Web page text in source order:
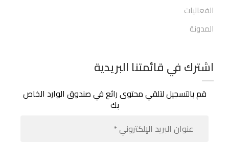
الفعاليات
المدونة
اشترك في قائمتنا البريدية
قم بالتسجيل لتلقي محتوى رائع في صندوق الوارد الخاص
بك